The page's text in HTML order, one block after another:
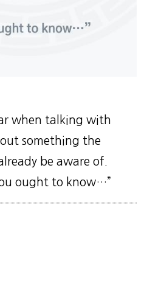
when talking with
something the
be aware of.
ought to know…”